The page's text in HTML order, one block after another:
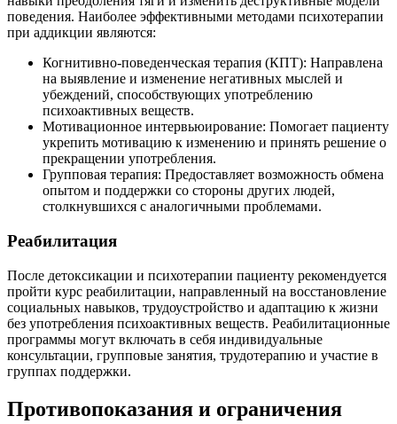
поведения. Наиболее эффективными методами психотерапии
при аддикции являются:
Когнитивно-поведенческая терапия (КПТ): Направлена
на выявление и изменение негативных мыслей и
убеждений, способствующих употреблению
психоактивных веществ.
Мотивационное интервьюирование: Помогает пациенту
укрепить мотивацию к изменению и принять решение о
прекращении употребления.
Групповая терапия: Предоставляет возможность обмена
опытом и поддержки со стороны других людей,
столкнувшихся с аналогичными проблемами.
Реабилитация
После детоксикации и психотерапии пациенту рекомендуется
пройти курс реабилитации, направленный на восстановление
социальных навыков, трудоустройство и адаптацию к жизни
без употребления психоактивных веществ. Реабилитационные
программы могут включать в себя индивидуальные
консультации, групповые занятия, трудотерапию и участие в
группах поддержки.
Противопоказания и ограничения